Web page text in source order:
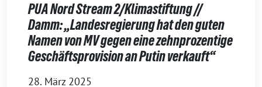
PUA Nord Stream 2/Klimastiftung //
Damm: „Landesregierung hat den guten
Namen von MV gegen eine zehnprozentige
Geschäftsprovision an Putin verkauft“
28. März 2025